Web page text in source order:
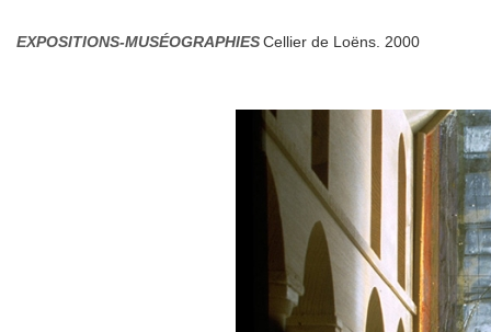
EXPOSITIONS-MUSÉOGRAPHIESCellier de Loëns. 2000